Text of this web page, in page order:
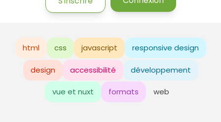
html css javascript responsive design
design accessibilité développement
vue et nuxt formats web